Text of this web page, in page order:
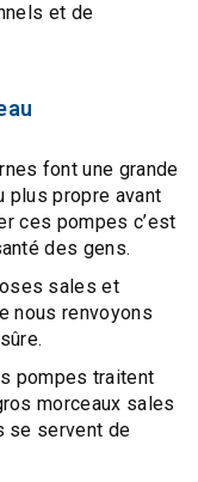
et de
font une grande
plus propre avant
ces pompes c’est
des gens.
sales et
nous renvoyons
pompes traitent
morceaux sales
se servent de